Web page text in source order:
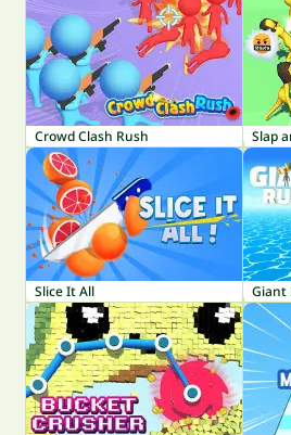
Crowd Clash Rush Slap
Slice It All Giant